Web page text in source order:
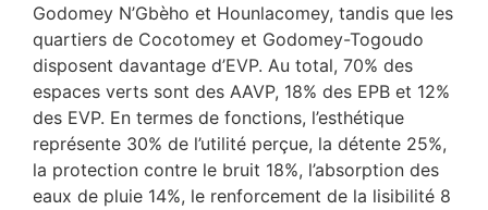
Godomey N’Gbèho et Hounlacomey, tandis que les
quartiers de Cocotomey et Godomey-Togoudo
disposent davantage d’EVP. Au total, 70% des
espaces verts sont des AAVP, 18% des EPB et 12%
des EVP. En termes de fonctions, l’esthétique
représente 30% de l’utilité perçue, la détente 25%,
la protection contre le bruit 18%, l’absorption des
eaux de pluie 14%, le renforcement de la lisibilité 8